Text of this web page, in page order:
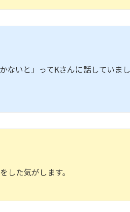
ないと」ってKさんに話していまし
た気がします。